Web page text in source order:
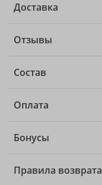
Доставка
Отзывы
Состав
Оплата
Бонусы
Правила возврата